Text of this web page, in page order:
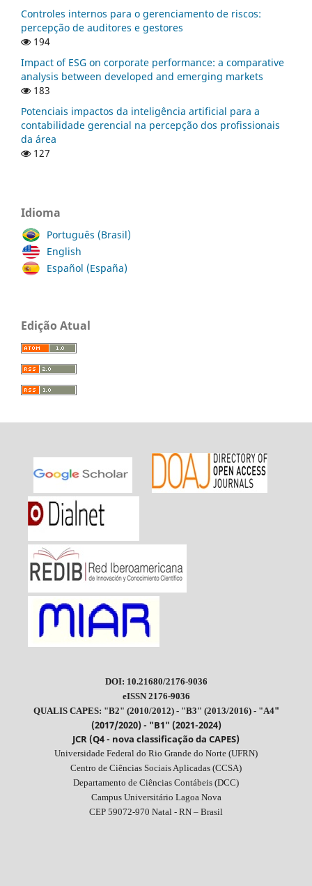
Controles internos para o gerenciamento de riscos:
percepção de auditores e gestores
194
Impact of ESG on corporate performance: a comparative
analysis between developed and emerging markets
183
Potenciais impactos da inteligência artificial para a
contabilidade gerencial na percepção dos profissionais
da área
127
Idioma
Português (Brasil)
English
Español (España)
Edição Atual
DOI: 10.21680/2176-9036
eISSN 2176-9036
QUALIS CAPES: "B2" (2010/2012) - "B3" (2013/2016) - "A4"
(2017/2020) - "B1" (2021-2024)
JCR (Q4 - nova classificação da CAPES)
Universidade Federal do Rio Grande do Norte (UFRN)
Centro de Ciências Sociais Aplicadas (CCSA)
Departamento de Ciências Contábeis (DCC)
Campus Universitário Lagoa Nova
CEP 59072-970 Natal - RN – Brasil